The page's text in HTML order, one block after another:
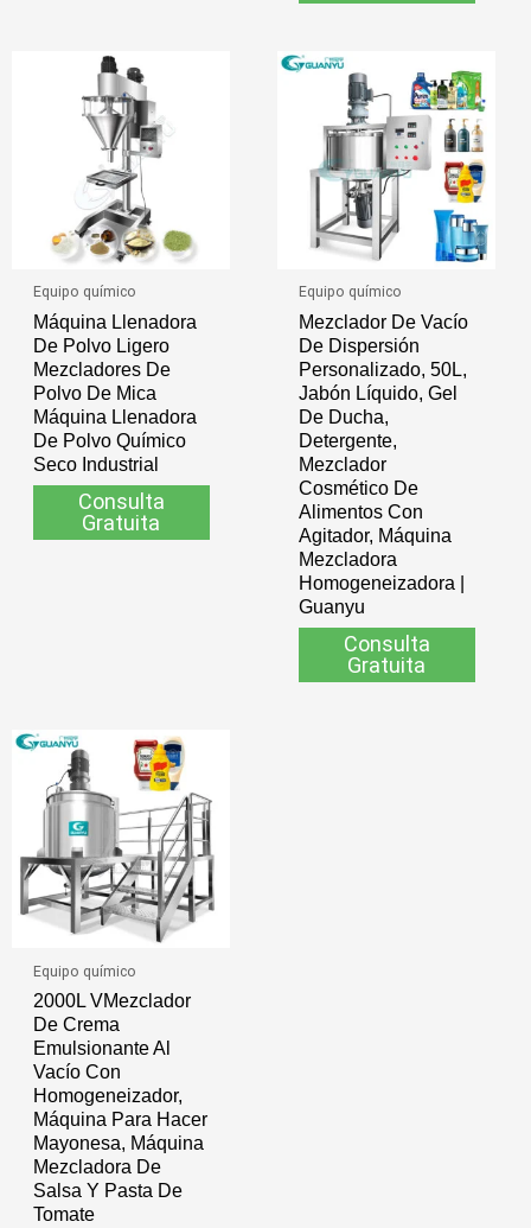
Equipo químico
Máquina Llenadora
De Polvo Ligero
Mezcladores De
Polvo De Mica
Máquina Llenadora
De Polvo Químico
Seco Industrial
Consulta
Gratuita
Equipo químico
Mezclador De Vacío
De Dispersión
Personalizado, 50L,
Jabón Líquido, Gel
De Ducha,
Detergente,
Mezclador
Cosmético De
Alimentos Con
Agitador, Máquina
Mezcladora
Homogeneizadora |
Guanyu
Consulta
Gratuita
Equipo químico
2000L VMezclador
De Crema
Emulsionante Al
Vacío Con
Homogeneizador,
Máquina Para Hacer
Mayonesa, Máquina
Mezcladora De
Salsa Y Pasta De
Tomate